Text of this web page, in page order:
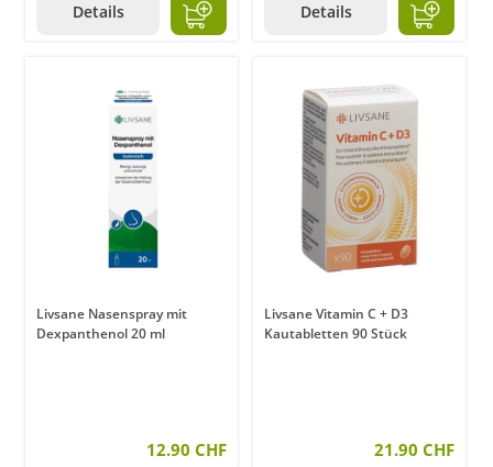
Details Details
Livsane Nasenspray mit
Dexpanthenol 20 ml
12.90 CHF
Livsane Vitamin C + D3
Kautabletten 90 Stück
21.90 CHF